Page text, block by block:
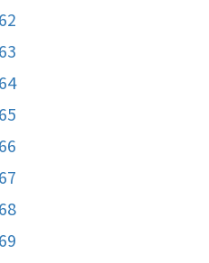
62
63
64
65
66
67
68
69